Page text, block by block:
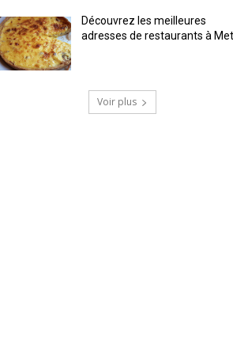
Découvrez les meilleures
adresses de restaurants à
Voir plus